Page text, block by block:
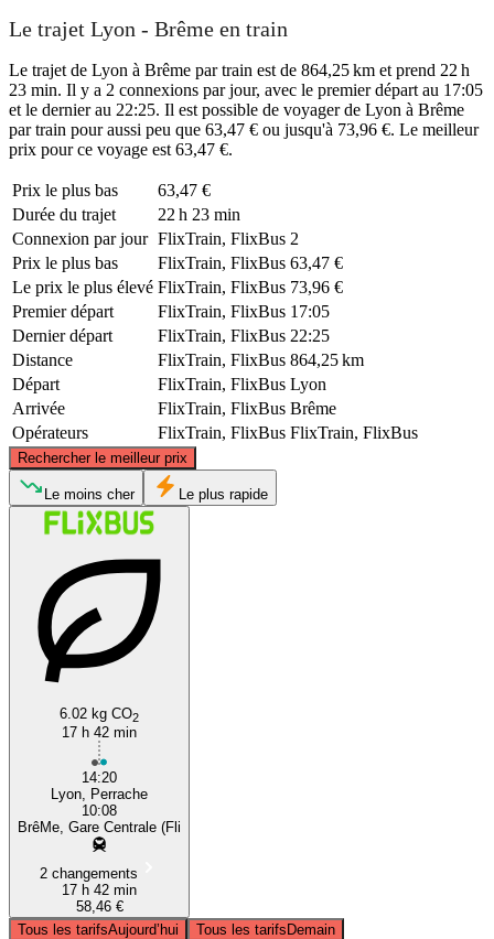
Le trajet Lyon - Brême en train
Le trajet de Lyon à Brême par train est de 864,25 km et prend 22 h
23 min. Il y a 2 connexions par jour, avec le premier départ au 17:05
et le dernier au 22:25. Il est possible de voyager de Lyon à Brême
par train pour aussi peu que 63,47 € ou jusqu'à 73,96 €. Le meilleur
prix pour ce voyage est 63,47 €.
Prix ​​le plus bas
63,47 €
Durée du trajet
22 h 23 min
Connexion par jour FlixTrain, FlixBus 2
Prix ​​le plus bas
FlixTrain, FlixBus 63,47 €
Le prix le plus élevé FlixTrain, FlixBus 73,96 €
Premier départ
FlixTrain, FlixBus 17:05
Dernier départ
FlixTrain, FlixBus 22:25
Distance
FlixTrain, FlixBus 864,25 km
Départ
FlixTrain, FlixBus Lyon
Arrivée
FlixTrain, FlixBus Brême
Opérateurs
FlixTrain, FlixBus FlixTrain, FlixBus
Rechercher le meilleur prix
©CARTO , ©OpenStreetMapcontributors
Le moins cher Le plus rapide
6.02 kg CO2
17 h 42 min
14:20
Lyon, Perrache
10:08
BrêMe, Gare Centrale (Fli
2 changements
17 h 42 min
58,46 €
Tous les tarifsAujourd’hui Tous les tarifsDemain